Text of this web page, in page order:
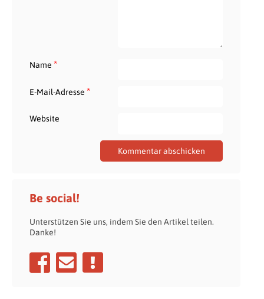
Name *
E-Mail-Adresse *
Website
Be social!
Unterstützen Sie uns, indem Sie den Artikel teilen.
Danke!